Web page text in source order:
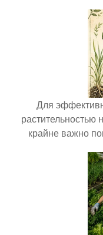
Для
растительностью
крайне важно